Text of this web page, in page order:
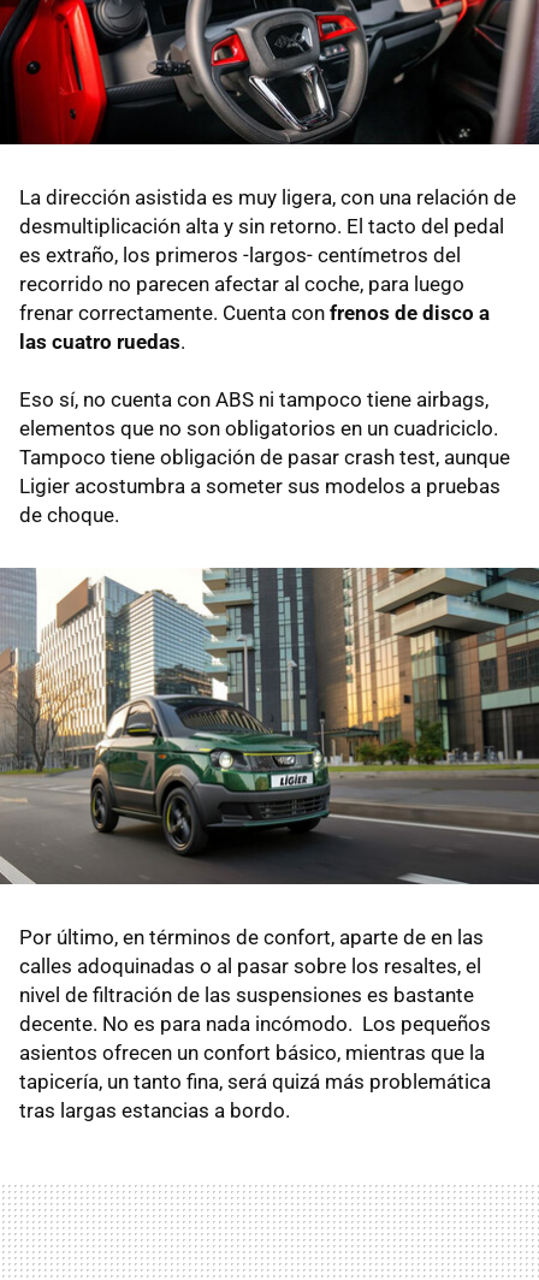
La dirección asistida es muy ligera, con una relación de
desmultiplicación alta y sin retorno. El tacto del pedal
es extraño, los primeros -largos- centímetros del
recorrido no parecen afectar al coche, para luego
frenar correctamente. Cuenta con frenos de disco a
las cuatro ruedas.
Eso sí, no cuenta con ABS ni tampoco tiene airbags,
elementos que no son obligatorios en un cuadriciclo.
Tampoco tiene obligación de pasar crash test, aunque
Ligier acostumbra a someter sus modelos a pruebas
de choque.
Por último, en términos de confort, aparte de en las
calles adoquinadas o al pasar sobre los resaltes, el
nivel de filtración de las suspensiones es bastante
decente. No es para nada incómodo. Los pequeños
asientos ofrecen un confort básico, mientras que la
tapicería, un tanto fina, será quizá más problemática
tras largas estancias a bordo.